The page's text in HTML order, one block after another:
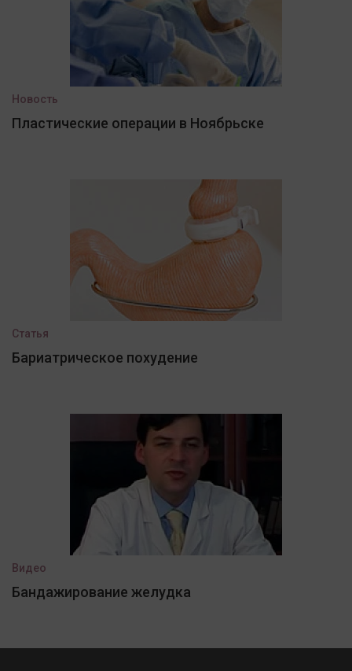
Новость
Пластические операции в Ноябрьске
Статья
Бариатрическое похудение
Видео
Бандажирование желудка